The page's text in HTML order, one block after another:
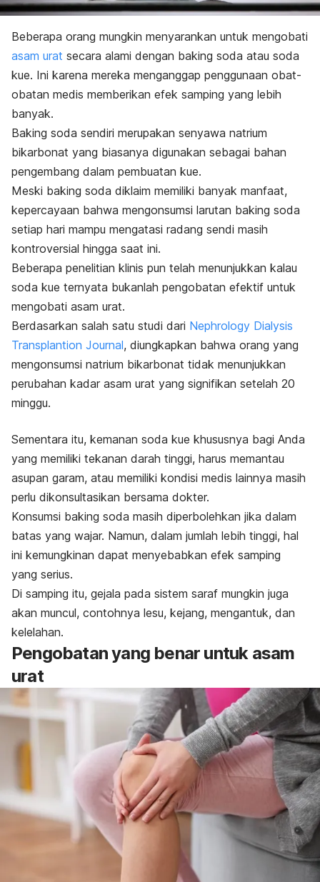
Beberapa orang mungkin menyarankan untuk mengobati
asam urat secara alami dengan baking soda atau soda
kue. Ini karena mereka menganggap penggunaan obat-
obatan medis memberikan efek samping yang lebih
banyak.
Baking soda sendiri merupakan senyawa natrium
bikarbonat yang biasanya digunakan sebagai bahan
pengembang dalam pembuatan kue.
Meski baking soda diklaim memiliki banyak manfaat,
kepercayaan bahwa mengonsumsi larutan baking soda
setiap hari mampu mengatasi radang sendi masih
kontroversial hingga saat ini.
Beberapa penelitian klinis pun telah menunjukkan kalau
soda kue ternyata bukanlah pengobatan efektif untuk
mengobati asam urat.
Berdasarkan salah satu studi dari Nephrology Dialysis
Transplantion Journal, diungkapkan bahwa orang yang
mengonsumsi natrium bikarbonat tidak menunjukkan
perubahan kadar asam urat yang signifikan setelah 20
minggu.
Sementara itu, kemanan soda kue khususnya bagi Anda
yang memiliki tekanan darah tinggi, harus memantau
asupan garam, atau memiliki kondisi medis lainnya masih
perlu dikonsultasikan bersama dokter.
Konsumsi baking soda masih diperbolehkan jika dalam
batas yang wajar. Namun, dalam jumlah lebih tinggi, hal
ini kemungkinan dapat menyebabkan efek samping
yang serius.
Di samping itu, gejala pada sistem saraf mungkin juga
akan muncul, contohnya lesu, kejang, mengantuk, dan
kelelahan.
Pengobatan yang benar untuk asam
urat